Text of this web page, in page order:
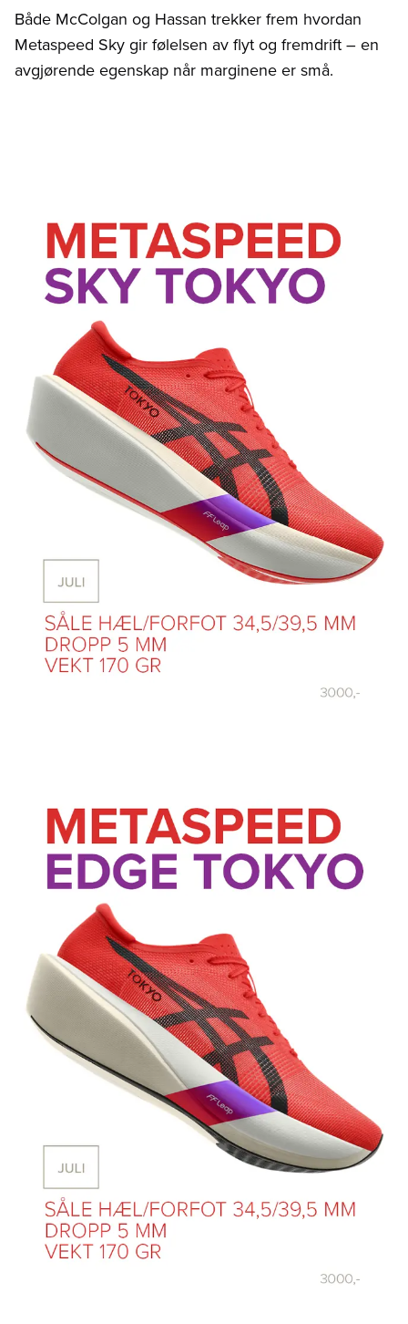
Både McColgan og Hassan trekker frem hvordan
Metaspeed Sky gir følelsen av flyt og fremdrift – en
avgjørende egenskap når marginene er små.